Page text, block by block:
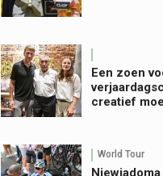
Een zoen
creatief
World Tour